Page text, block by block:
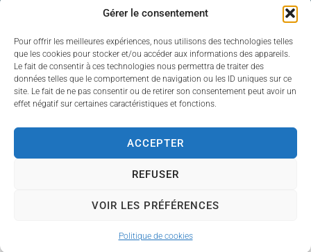
Gérer le consentement
Pour offrir les meilleures expériences, nous utilisons des technologies telles
que les cookies pour stocker et/ou accéder aux informations des appareils.
Le fait de consentir à ces technologies nous permettra de traiter des
données telles que le comportement de navigation ou les ID uniques sur ce
site. Le fait de ne pas consentir ou de retirer son consentement peut avoir un
effet négatif sur certaines caractéristiques et fonctions.
ACCEPTER
REFUSER
VOIR LES PRÉFÉRENCES
Politique de cookies
Horaires d’ouverture
de 8h30 à 12h30 et de 13h30 à 17h30
Contact
Accessibilité
Plan du site
© 2025 Éguilles - Propulsé par Utopia